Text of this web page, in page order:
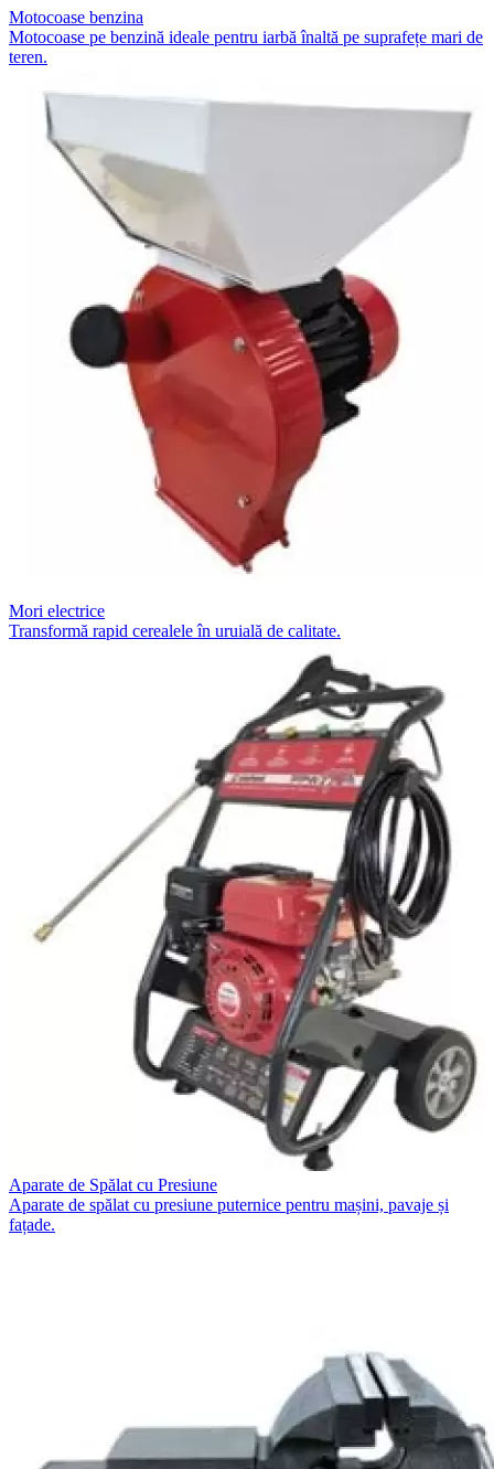
Motocoase benzina
Motocoase pe benzină ideale pentru iarbă înaltă pe suprafețe mari de
teren.
Mori electrice
Transformă rapid cerealele în uruială de calitate.
Aparate de Spălat cu Presiune
Aparate de spălat cu presiune puternice pentru mașini, pavaje și
fațade.